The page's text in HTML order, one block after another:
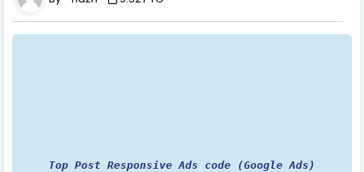
Top Post Responsive Ads code (Google Ads)